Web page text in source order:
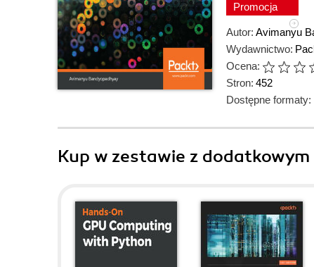
Promocja
Autor: Avimanyu
Wydawnictwo:
Ocena:
Stron: 452
Dostępne formaty:
Kup w zestawie z